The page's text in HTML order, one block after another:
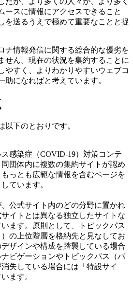
ースに情報にアクセスできること
を送るうえで極めて重要なことと捉
ナ情報発信に関する総合的な優劣を
せん。現在の状況を集約することに
やすく、よりわかりやすいウェブコ
助になればと考えています。
以下のとおりです。
感染症（COVID-19）対策コンテ
団体内に複数の集約サイトが認め
っとも広範な情報を含むページを
ています。
公式サイト内のどの分野に置かれ
イトとは異なる独立したサイトな
ます。原則として、トピックパス
）の上位階層を格納先と見なしてお
ザインや構成を踏襲している場合
ビゲーションやトピックパス（パ
失している場合には「特設サイ
ます。